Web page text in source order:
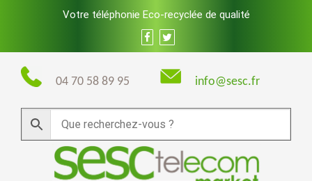
Votre téléphonie Eco-recyclée de qualité
04 70 58 89 95 info@sesc.fr